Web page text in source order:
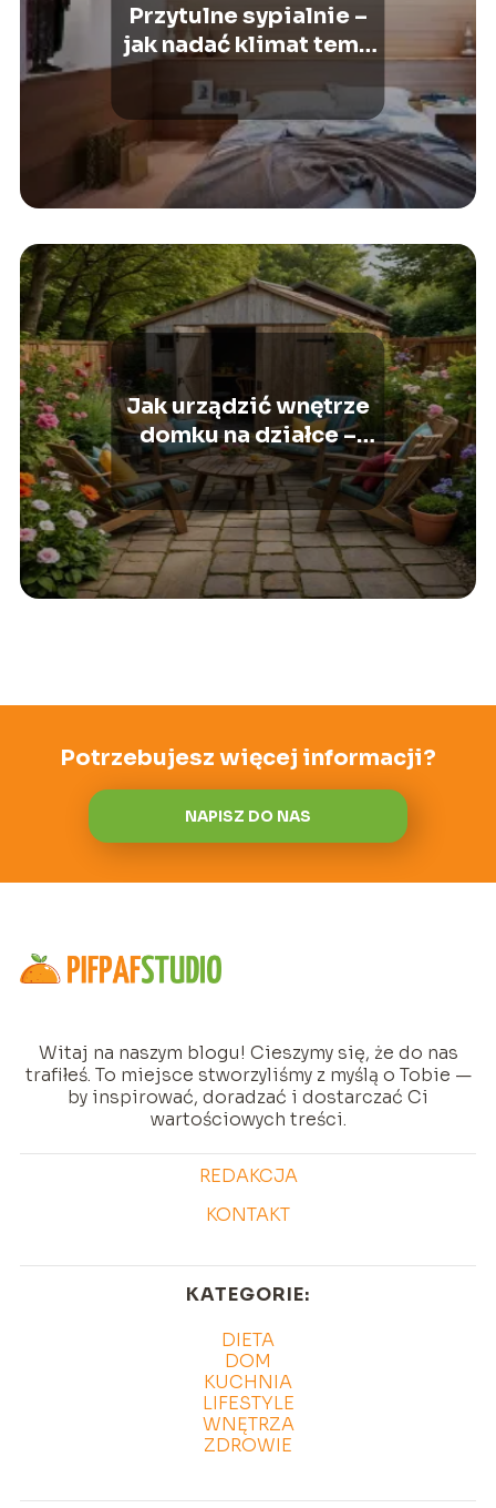
Przytulne sypialnie –
jak nadać klimat temu
pomieszczeniu?
Jak urządzić wnętrze
domku na działce –
inspiracje i porady
Potrzebujesz więcej informacji?
NAPISZ DO NAS
Witaj na naszym blogu! Cieszymy się, że do nas
trafiłeś. To miejsce stworzyliśmy z myślą o Tobie —
by inspirować, doradzać i dostarczać Ci
wartościowych treści.
REDAKCJA
KONTAKT
KATEGORIE:
DIETA
DOM
KUCHNIA
LIFESTYLE
WNĘTRZA
ZDROWIE